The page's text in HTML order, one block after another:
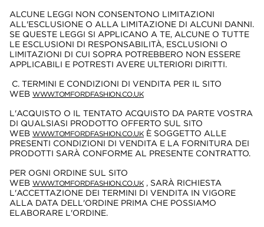
ALCUNE LEGGI NON CONSENTONO LIMITAZIONI
ALL'ESCLUSIONE O ALLA LIMITAZIONE DI ALCUNI DANNI.
SE QUESTE LEGGI SI APPLICANO A TE, ALCUNE O TUTTE
LE ESCLUSIONI DI RESPONSABILITÀ, ESCLUSIONI O
LIMITAZIONI DI CUI SOPRA POTREBBERO NON ESSERE
APPLICABILI E POTRESTI AVERE ULTERIORI DIRITTI.
C. TERMINI E CONDIZIONI DI VENDITA PER IL SITO
WEB WWW.TOMFORDFASHION.CO.UK
L'ACQUISTO O IL TENTATO ACQUISTO DA PARTE VOSTRA
DI QUALSIASI PRODOTTO OFFERTO SUL SITO
WEB WWW.TOMFORDFASHION.CO.UK È SOGGETTO ALLE
PRESENTI CONDIZIONI DI VENDITA E LA FORNITURA DEI
PRODOTTI SARÀ CONFORME AL PRESENTE CONTRATTO.
PER OGNI ORDINE SUL SITO
WEB WWW.TOMFORDFASHION.CO.UK , SARÀ RICHIESTA
L'ACCETTAZIONE DEI TERMINI DI VENDITA IN VIGORE
ALLA DATA DELL'ORDINE PRIMA CHE POSSIAMO
ELABORARE L'ORDINE.